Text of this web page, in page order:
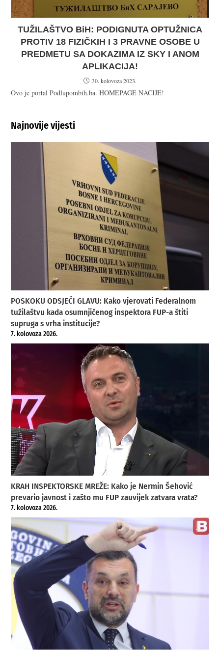
TUŽILAŠTVO BiH: PODIGNUTA OPTUŽNICA
PROTIV 18 FIZIČKIH I 3 PRAVNE OSOBE U
PREDMETU SA DOKAZIMA IZ SKY I ANOM
APLIKACIJA!
30. kolovoza 2023.
Ovo je portal Podlupombih.ba. HOMEPAGE NACIJE!
Najnovije vijesti
POSKOKU ODSJEĆI GLAVU: Kako vjerovati Federalnom
tužilaštvu kada osumnjičenog inspektora FUP-a štiti
supruga s vrha institucije?
7. kolovoza 2026.
KRAH INSPEKTORSKE MREŽE: Kako je Nermin Šehović
prevario javnost i zašto mu FUP zauvijek zatvara vrata?
7. kolovoza 2026.